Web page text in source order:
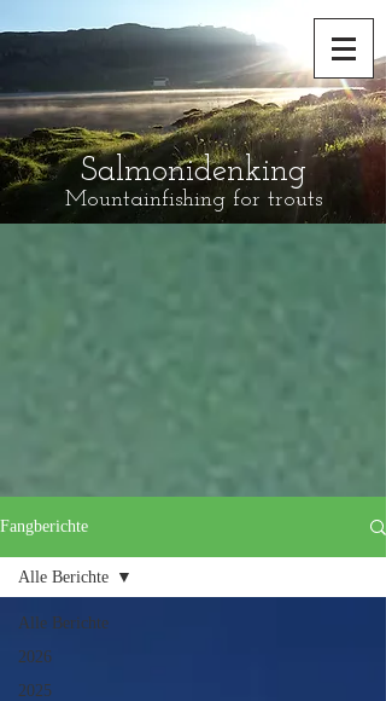
Salmonidenking
Mountainfishing for trouts
Fangberichte
Alle Berichte
2026
2025
Alle Berichte